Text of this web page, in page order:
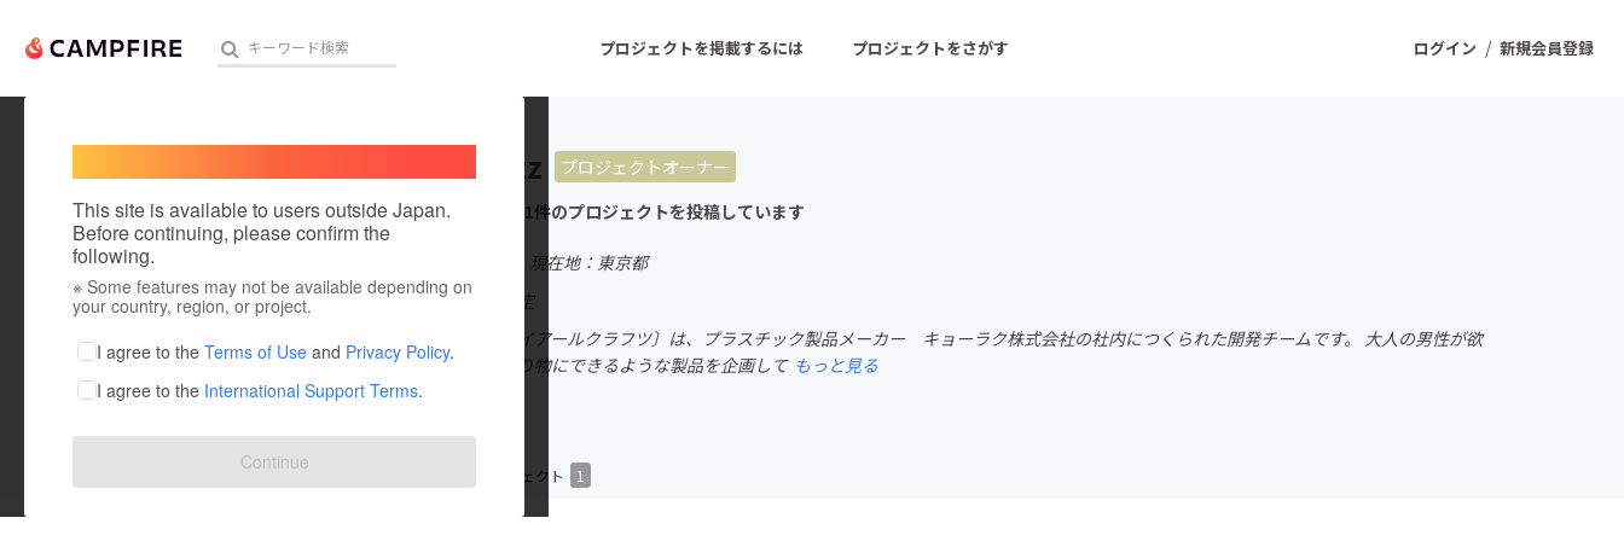
ログイン / 新規会員登録
プロジェクトを掲載するには プロジェクトをさがす
人気のプロジェクト 注目のリターン 注目の新着プロジェクト
アート・写真
テクノロジー・ガジェット
ゲーム・サービス開発 フード・飲食店
ファッション
映像・映画
ビジネス・起業
まちづくり・地域活性化
This site is available to users outside Japan.
Before continuing, please confirm the
following.
※ Some features may not be available depending on
your country, region, or project.
I agree to the Terms of Use and Privacy Policy.
I agree to the International Support Terms.
Continue
KRkraftz
プロジェクトオーナー
これまでに1件のプロジェクトを投稿しています
現在地：東京都
出身国：未設定
KRkraftz〔ケイアールクラフツ〕は、プラスチック製品メーカー キョーラク株式会社の社内につくられた開発チームです。 大人の男性が欲
しくなる、贈り物にできるような製品を企画して もっと見る
プロジェクト プロジェクト 1